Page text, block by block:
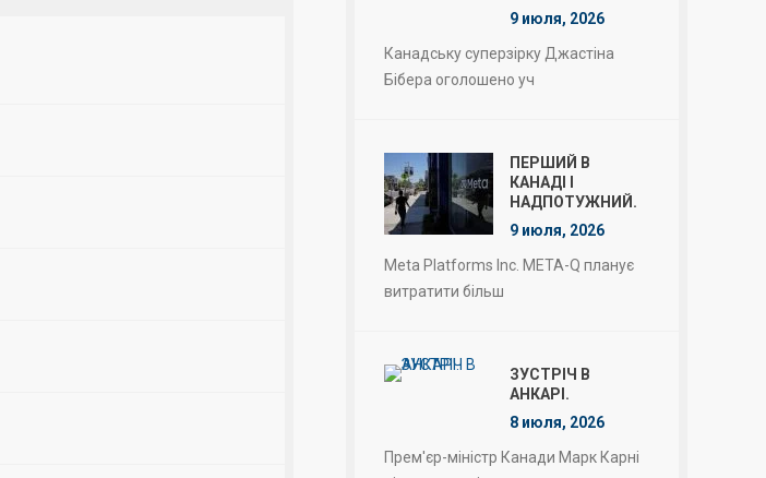
9 июля, 2026
Канадську суперзірку Джастіна
Бібера оголошено уч
ПЕРШИЙ В
КАНАДІ І
НАДПОТУЖНИЙ.
9 июля, 2026
Meta Platforms Inc. META-Q планує
витратити більш
ЗУСТРІЧ В
АНКАРІ.
8 июля, 2026
Прем'єр-міністр Канади Марк Карні